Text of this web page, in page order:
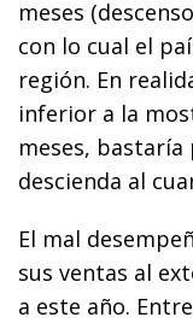
meses
con lo cual el
región. En
inferior a la
meses,
descienda al
El mal
sus ventas al
a este año.